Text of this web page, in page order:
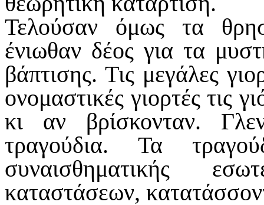
Τελούσαν όμως τα
ένιωθαν δέος για τα
βάπτισης. Τις μεγάλες
ονομαστικές γιορτές τις
κι αν βρίσκονταν.
τραγούδια. Τα
συναισθηματικής
καταστάσεων,